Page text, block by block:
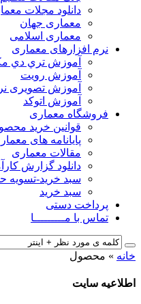
دانلود مجلات
معماری جهان
معماری اسلامی
نرم افزارهای معماری
آﻣﻮزش ﺗﺮي دي
آموزش رویت
آموزش تصویری
آموزش اتوکد
فروشگاه معماری
قوانین خرید
پایانامه های
مقالات معماری
دانلود گزارش
سبد خرید-تسویه
سبد خرید
پرداخت دستی
تماس با مـــــــــا
خانه » محصول
اطلاعیه سایت